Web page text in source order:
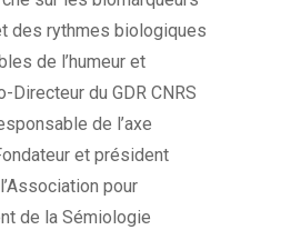
des rythmes biologiques
de l’humeur et
Directeur du GDR CNRS
de l’axe
et président
pour
de la Sémiologie